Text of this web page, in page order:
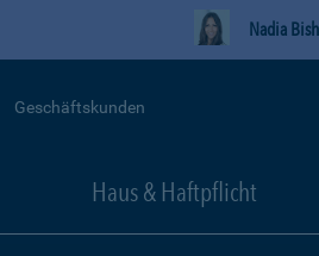
Nadia
Geschäftskunden
Haus & Haftpflicht